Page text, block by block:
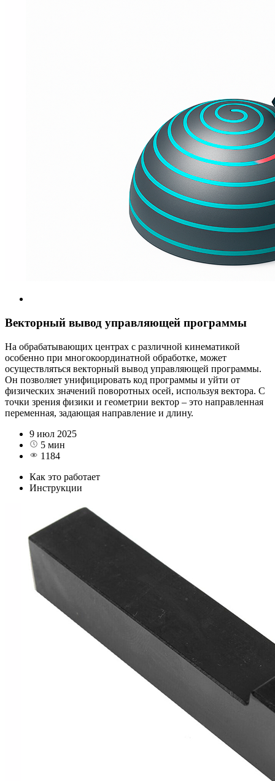
Векторный вывод управляющей программы
На обрабатывающих центрах с различной кинематикой
особенно при многокоординатной обработке, может
осуществляться векторный вывод управляющей программы.
Он позволяет унифицировать код программы и уйти от
физических значений поворотных осей, используя вектора. С
точки зрения физики и геометрии вектор – это направленная
переменная, задающая направление и длину.
9 июл 2025
5 мин
1184
Как это работает
Инструкции